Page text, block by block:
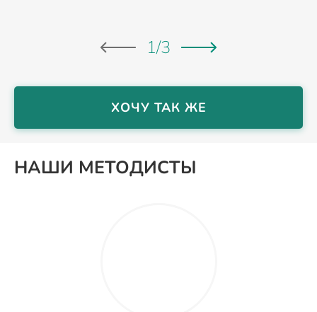
1/3
ХОЧУ ТАК ЖЕ
НАШИ МЕТОДИСТЫ